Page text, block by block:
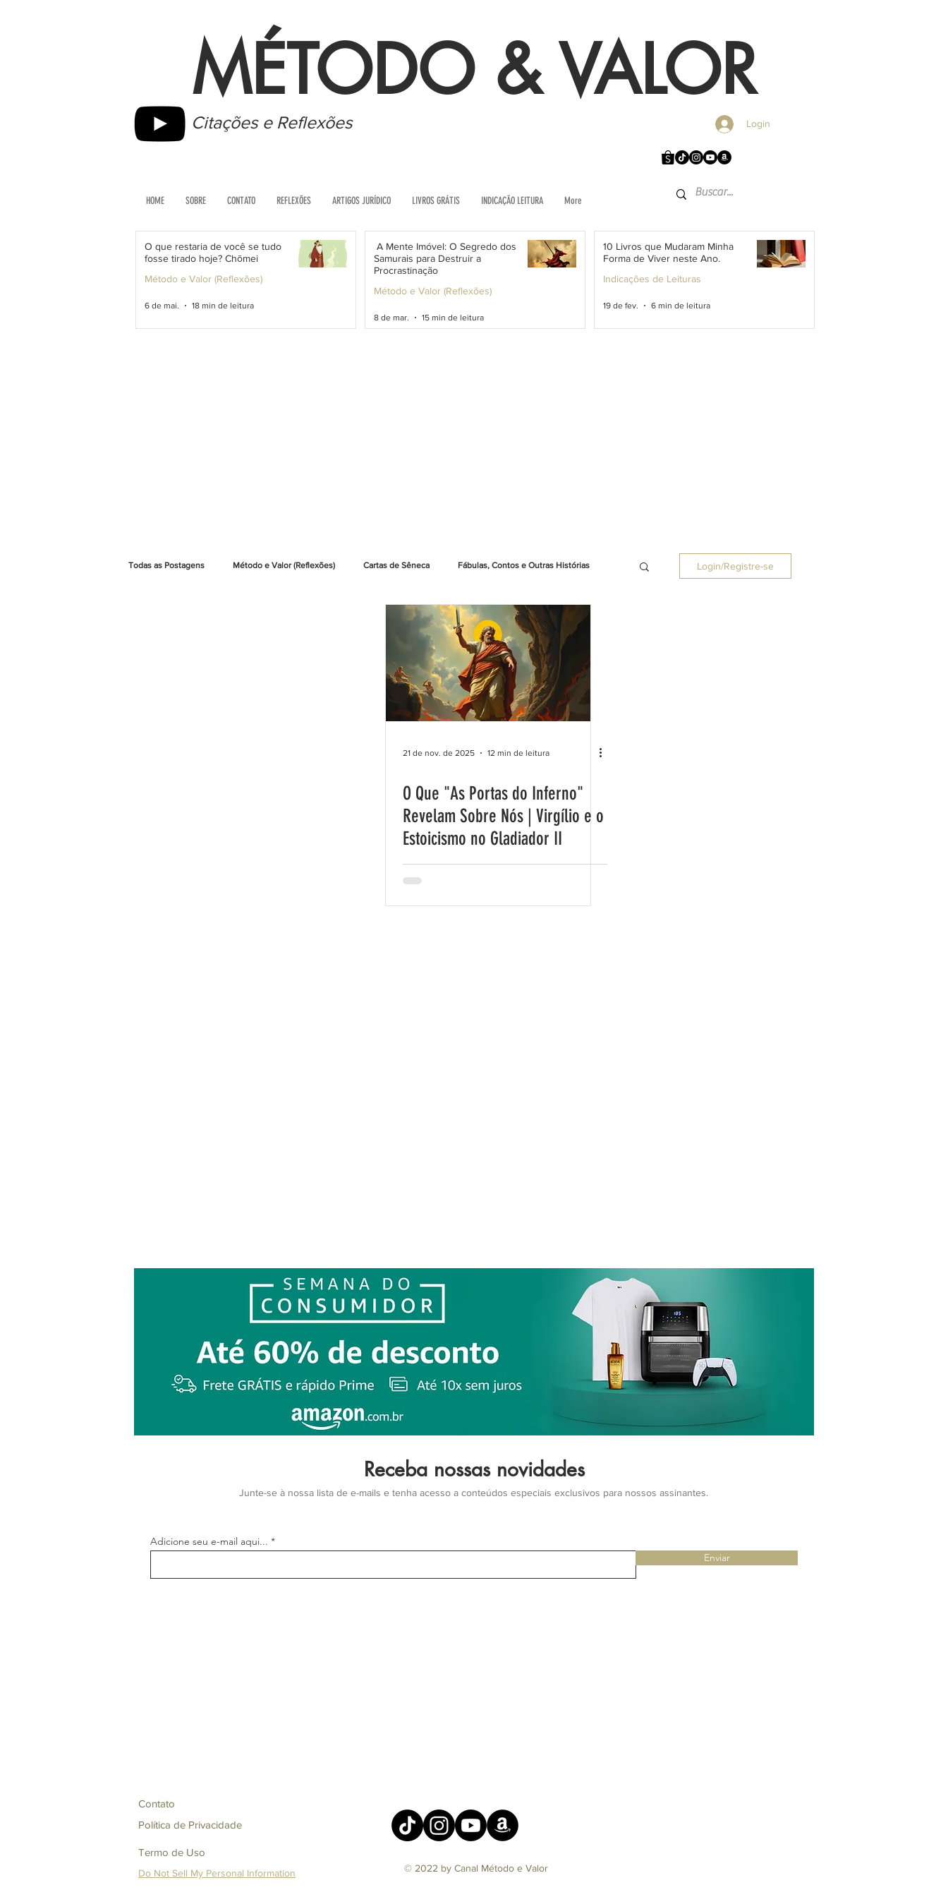
MÉTODO & VALOR
Citações e Reflexões Login
HOME SOBRE CONTATO REFLEXÕES ARTIGOS JURÍDICO LIVROS GRÁTIS INDICAÇÃO LEITURA More
O que restaria de você se tudo
fosse tirado hoje? Chōmei
Método e Valor (Reflexões)
6 de mai. 18 min de leitura
A Mente Imóvel: O Segredo dos
Samurais para Destruir a
Procrastinação
Método e Valor (Reflexões)
8 de mar. 15 min de leitura
10 Livros que Mudaram Minha
Forma de Viver neste Ano.
Indicações de Leituras
19 de fev. 6 min de leitura
Todas as Postagens Método e Valor (Reflexões) Cartas de Sêneca Fábulas, Contos e Outras Histórias
Indicações de Leituras
Login/Registre-se
21 de nov. de 2025 12 min de leitura
O Que "As Portas do Inferno"
Revelam Sobre Nós | Virgílio e o
Estoicismo no Gladiador II
Receba nossas novidades
Junte-se à nossa lista de e-mails e tenha acesso a conteúdos especiais exclusivos para nossos assinantes.
Adicione seu e-mail aqui...
Enviar
Contato
Política de Privacidade
Termo de Uso
© 2022 by Canal Método e Valor
Do Not Sell My Personal Information